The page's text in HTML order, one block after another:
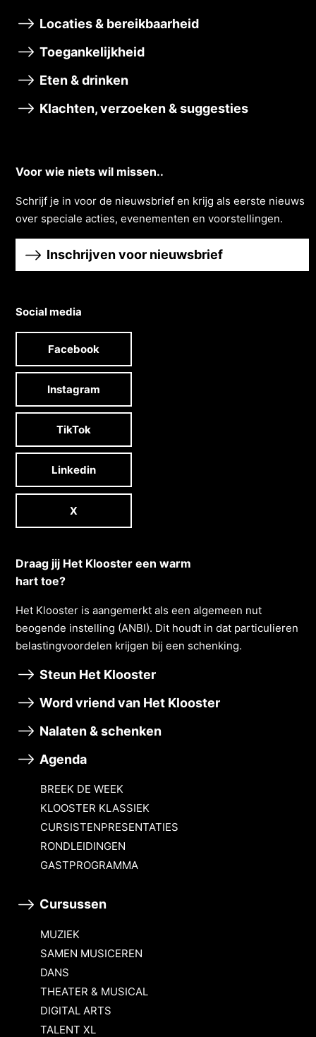
Locaties & bereikbaarheid
Toegankelijkheid
Eten & drinken
Klachten, verzoeken & suggesties
Voor wie niets wil missen..
Schrĳf je in voor de nieuwsbrief en krĳg als eerste nieuws
over speciale acties, evenementen en voorstellingen.
Inschrijven voor nieuwsbrief
Social media
Facebook
Instagram
TikTok
Linkedin
X
Draag jij Het Klooster een warm
hart toe?
Het Klooster is aangemerkt als een algemeen nut
beogende instelling (ANBI). Dit houdt in dat particulieren
belastingvoordelen krĳgen bĳ een schenking.
Steun Het Klooster
Word vriend van Het Klooster
Nalaten & schenken
Agenda
BREEK DE WEEK
KLOOSTER KLASSIEK
CURSISTENPRESENTATIES
RONDLEIDINGEN
GASTPROGRAMMA
Cursussen
MUZIEK
SAMEN MUSICEREN
DANS
THEATER & MUSICAL
DIGITAL ARTS
TALENT XL